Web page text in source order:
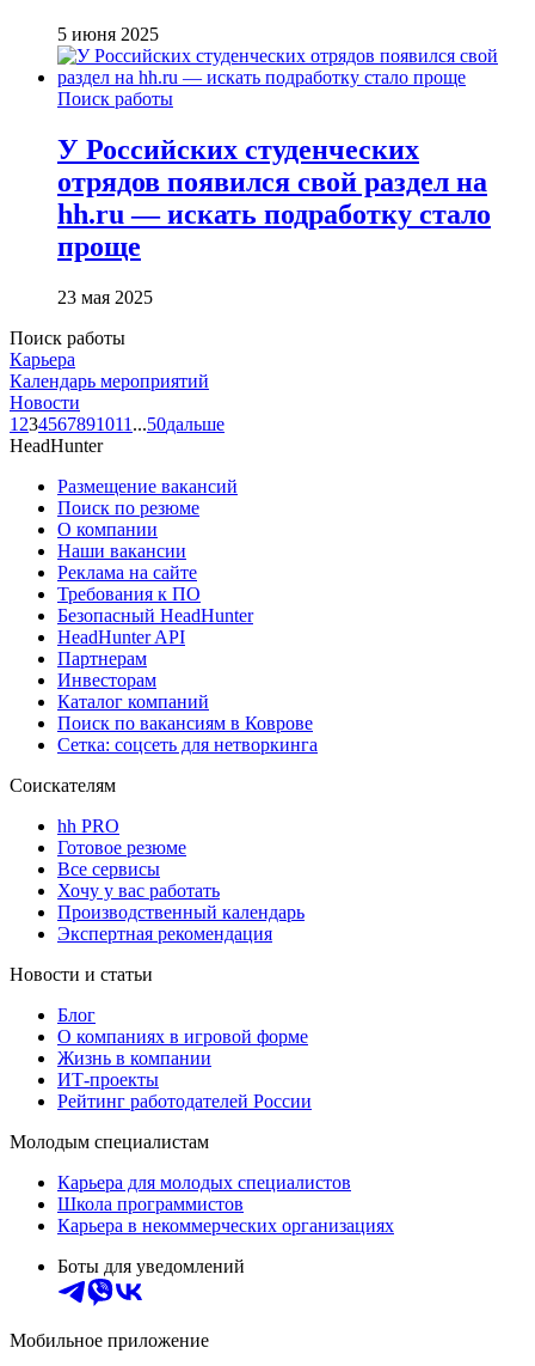
5 июня 2025
Поиск работы
У Российских студенческих
отрядов появился свой раздел на
hh.ru — искать подработку стало
проще
23 мая 2025
Поиск работы
Карьера
Календарь мероприятий
Новости
1 234567891011 ...50дальше
HeadHunter
Размещение вакансий
Поиск по резюме
О компании
Наши вакансии
Реклама на сайте
Требования к ПО
Безопасный HeadHunter
HeadHunter API
Партнерам
Инвесторам
Каталог компаний
Поиск по вакансиям в Коврове
Сетка: соцсеть для нетворкинга
Соискателям
hh PRO
Готовое резюме
Все сервисы
Хочу у вас работать
Производственный календарь
Экспертная рекомендация
Новости и статьи
Блог
О компаниях в игровой форме
Жизнь в компании
ИТ-проекты
Рейтинг работодателей России
Молодым специалистам
Карьера для молодых специалистов
Школа программистов
Карьера в некоммерческих организациях
Боты для уведомлений
Мобильное приложение